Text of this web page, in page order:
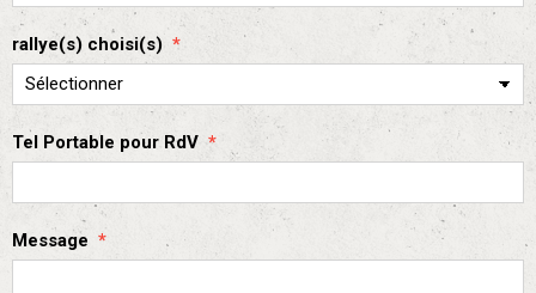
rallye(s) choisi(s)
Tel Portable pour RdV
Message